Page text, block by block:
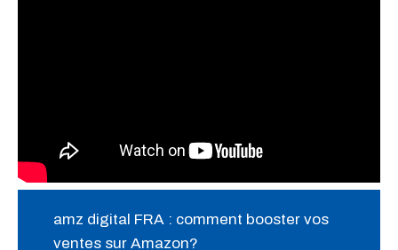
amz digital FRA : comment booster vos
ventes sur Amazon?